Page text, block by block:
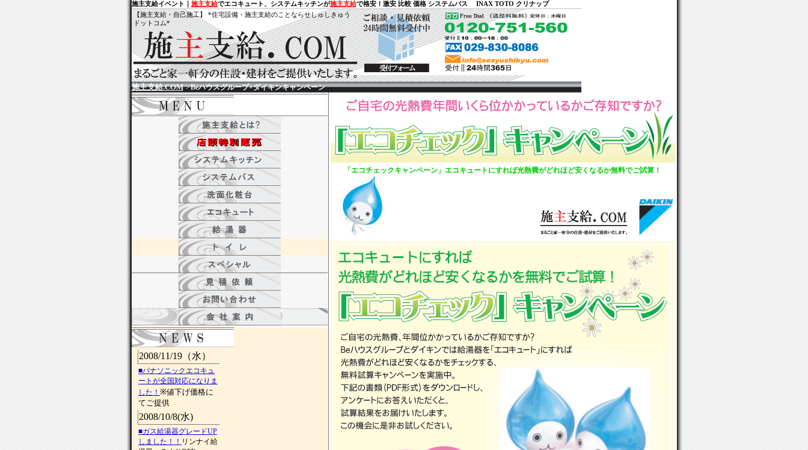
施主支給イベント｜ 施主支給でエコキュート、システムキッチンが施主支給で格安！激安 比較 価格 システムバス INAX TOTO クリナップ
【施主支給・自己施工】
*住宅設備・施主支給のことならせしゅしきゅう
ドットコム*
施主支給.COM>Beハウスグループ×ダイキンキャンペーン
「エコチェックキャンペーン」エコキュートにすれば光熱費がどれほど安くなるか無料でご試算！